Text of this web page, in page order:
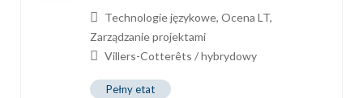
Technologie językowe, Ocena LT,
Zarządzanie projektami
Villers-Cotterêts / hybrydowy
Pełny etat